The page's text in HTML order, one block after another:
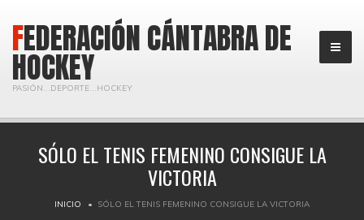
FEDERACIÓN CÁNTABRA DE
HOCKEY
PASIÓN...DEPORTE...HOCKEY
SÓLO EL TENIS FEMENINO CONSIGUE LA
VICTORIA
INICIO SÓLO EL TENIS FEMENINO CONSIGUE LA VICTORIA